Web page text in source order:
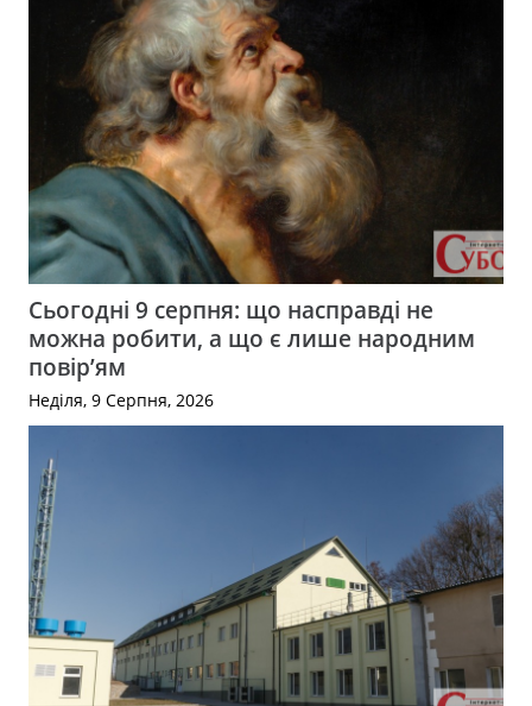
Сьогодні 9 серпня: що насправді не
можна робити, а що є лише народним
повір’ям
Неділя, 9 Серпня, 2026